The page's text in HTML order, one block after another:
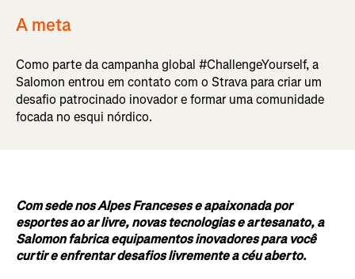
A meta
Como parte da campanha global #ChallengeYourself, a
Salomon entrou em contato com o Strava para criar um
desafio patrocinado inovador e formar uma comunidade
focada no esqui nórdico.
Com sede nos Alpes Franceses e apaixonada por
esportes ao ar livre, novas tecnologias e artesanato, a
Salomon fabrica equipamentos inovadores para você
curtir e enfrentar desafios livremente a céu aberto.